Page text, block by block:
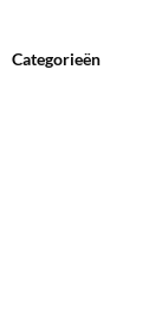
Categorieën